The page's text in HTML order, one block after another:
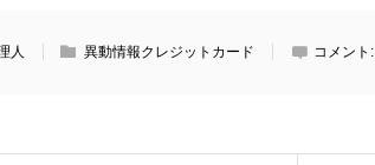
人 異動情報クレジットカード コメント: